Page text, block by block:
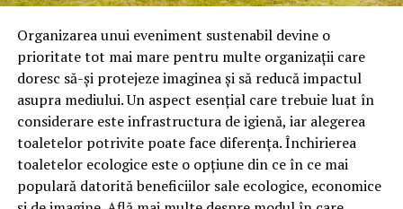
Astăzi, brandul este apreciat în special pentru
tehnologiile proprii și pentru numărul mare de aprobări
OEM.
Ce înseamnă Ravenol VMP?
DenumireaVMPidentifică o gamă de uleiuri dezvoltate
pentru motoare moderne care necesită performanțe
ridicate și compatibilitate cu numeroase specificații ale
constructorilor auto.
Organizarea unui eveniment sustenabil devine o
prioritate tot mai mare pentru multe organizații care
doresc să-și protejeze imaginea și să reducă impactul
asupra mediului. Un aspect esențial care trebuie luat în
considerare este infrastructura de igienă, iar alegerea
toaletelor potrivite poate face diferența. Închirierea
toaletelor ecologice este o opțiune din ce în ce mai
populară datorită beneficiilor sale ecologice, economice